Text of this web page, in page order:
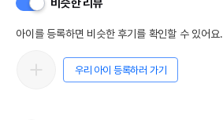
비슷한 리뷰
아이를 등록하면 비슷한 후기를 확인할 수 있어요.
우리 아이 등록하러 가기